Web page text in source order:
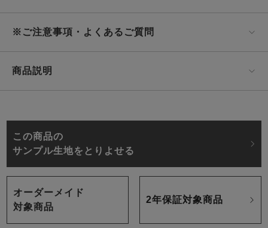
※ご注意事項・よくあるご質問
商品説明
この商品の
サンプル生地をとりよせる
オーダーメイド
対象商品
2年保証対象商品